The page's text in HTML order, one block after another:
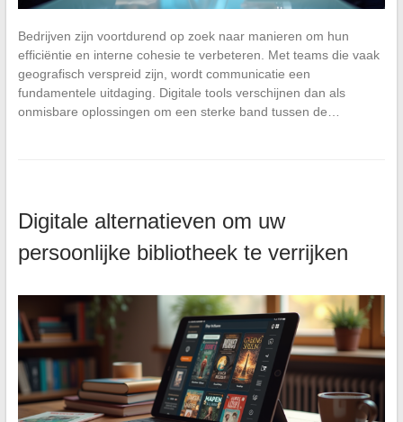
Bedrijven zijn voortdurend op zoek naar manieren om hun
efficiëntie en interne cohesie te verbeteren. Met teams die vaak
geografisch verspreid zijn, wordt communicatie een
fundamentele uitdaging. Digitale tools verschijnen dan als
onmisbare oplossingen om een sterke band tussen de…
Digitale alternatieven om uw
persoonlijke bibliotheek te verrijken